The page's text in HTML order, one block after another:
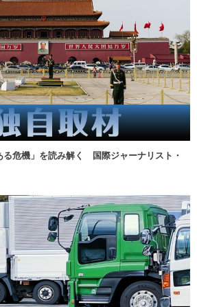
る危機」を読み解く 国際ジャーナリスト・